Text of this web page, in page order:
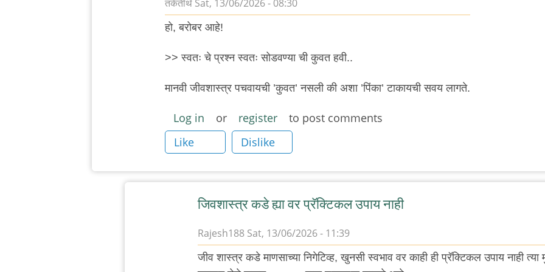
तर्कतीर्थ Sat, 13/06/2026 - 08:30
In
to
चे
स्वतः
सोडवणे
by
Rajesh188
हो, बरोबर आहे!
>> स्वतः चे प्रश्न स्वतः सोडवण्या ची कुवत हवी..
मानवी जीवशास्त्र पचवायची ’कुवत’ नसली की अशा ’पिंका’ टाकायची सवय लागते.
Log in or register
to post comments
Like
Dislike
जिवशास्त्र कडे ह्या वर प्रॅक्टिकल उपाय नाही
Rajesh188 Sat, 13/06/2026 - 11:39
In
जीव शास्त्र कडे माणसाच्या निगेटिव्ह, खुनसी स्वभाव वर काही ही प्रॅक्टिकल उपाय नाही